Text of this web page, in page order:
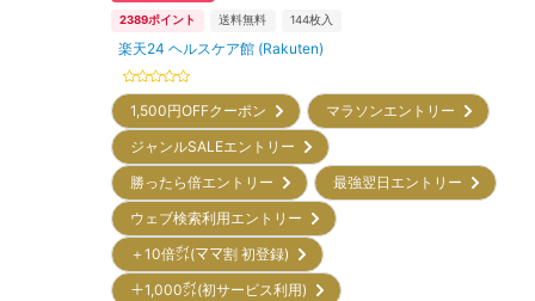
2389ポイント 送料無料 144枚入
楽天24 ヘルスケア館 (Rakuten)
1,500円OFFクーポン
マラソンエントリー
ジャンルSALEエントリー
勝ったら倍エントリー
最強翌日エントリー
ウェブ検索利用エントリー
＋10倍㌽(ママ割 初登録)
＋1,000㌽(初サービス利用)